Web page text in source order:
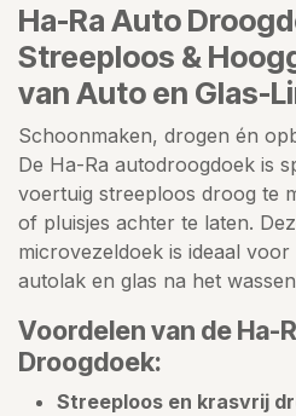
Ha-Ra Auto
Streeploos &
van Auto en Glas-
Schoonmaken, drogen én
De Ha-Ra autodroogdoek is
voertuig streeploos droog te
of pluisjes achter te laten.
microvezeldoek is ideaal
autolak en glas na het
Voordelen van de Ha-
Droogdoek:
Streeploos en krasvrij